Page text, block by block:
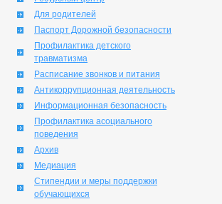
Для родителей
Паспорт Дорожной безопасности
Профилактика детского
травматизма
Расписание звонков и питания
Антикоррупционная деятельность
Информационная безопасность
Профилактика асоциального
поведения
Архив
Медиация
Стипендии и меры поддержки
обучающихся